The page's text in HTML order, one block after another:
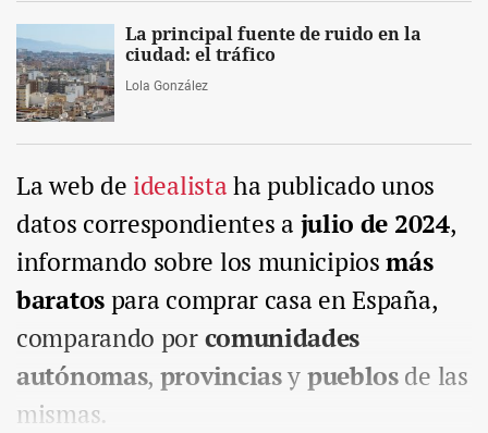
La principal fuente de ruido en la
ciudad: el tráfico
Lola González
La web de idealistaha publicado unos
datos correspondientes a julio de 2024,
informando sobre los municipiosmás
baratospara comprar casa en España,
comparando porcomunidades
autónomas, provinciasypueblosde las
mismas.